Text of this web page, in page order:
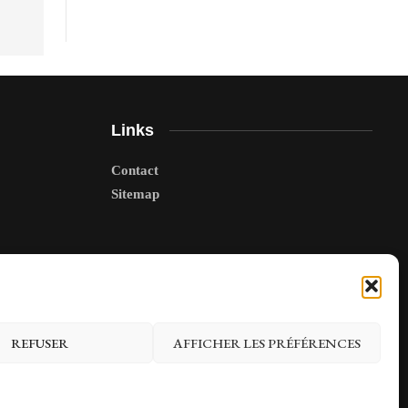
REFUSER AFFICHER LES PRÉFÉRENCES
Links
Contact
Sitemap